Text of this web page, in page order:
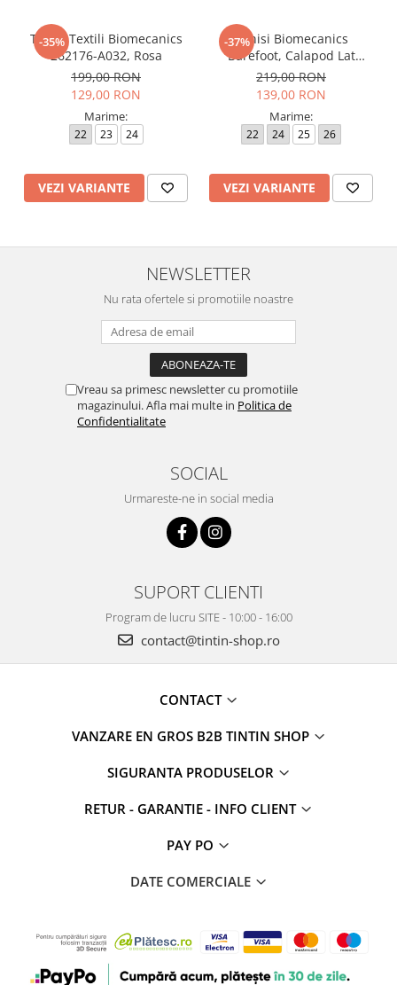
-35%
Tenisi Textili Biomecanics
262176-A032, Rosa
199,00 RON
129,00 RON
Marime:
22 23 24
VEZI VARIANTE
-37%
Tenisi Biomecanics
Barefoot, Calapod Lat
262190-E032 Rosa
219,00 RON
139,00 RON
Marime:
22 24 25 26
VEZI VARIANTE
NEWSLETTER
Nu rata ofertele si promotiile noastre
Vreau sa primesc newsletter cu promotiile
magazinului. Afla mai multe in Politica de
Confidentialitate
SOCIAL
Urmareste-ne in social media
SUPORT CLIENTI
Program de lucru SITE - 10:00 - 16:00
contact@tintin-shop.ro
CONTACT
VANZARE EN GROS B2B TINTIN SHOP
SIGURANTA PRODUSELOR
RETUR - GARANTIE - INFO CLIENT
PAY PO
DATE COMERCIALE